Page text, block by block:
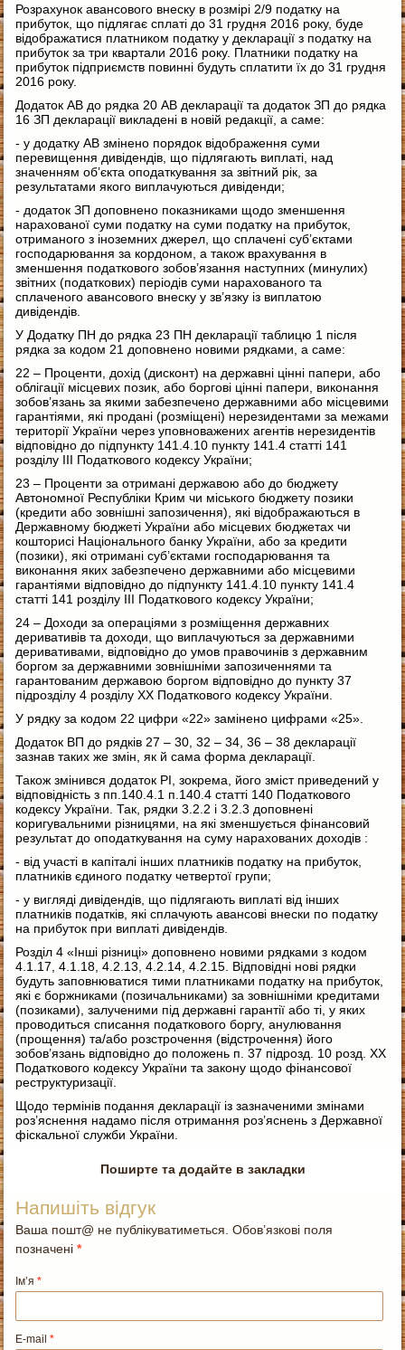
Розрахунок авансового внеску в розмірі 2/9 податку на
прибуток, що підлягає сплаті до 31 грудня 2016 року, буде
відображатися платником податку у декларації з податку на
прибуток за три квартали 2016 року. Платники податку на
прибуток підприємств повинні будуть сплатити їх до 31 грудня
2016 року.
Додаток АВ до рядка 20 АВ декларації та додаток ЗП до рядка
16 ЗП декларації викладені в новій редакції, а саме:
- у додатку АВ змінено порядок відображення суми
перевищення дивідендів, що підлягають виплаті, над
значенням об’єкта оподаткування за звітний рік, за
результатами якого виплачуються дивіденди;
- додаток ЗП доповнено показниками щодо зменшення
нарахованої суми податку на суми податку на прибуток,
отриманого з іноземних джерел, що сплачені суб’єктами
господарювання за кордоном, а також врахування в
зменшення податкового зобов’язання наступних (минулих)
звітних (податкових) періодів суми нарахованого та
сплаченого авансового внеску у зв’язку із виплатою
дивідендів.
У Додатку ПН до рядка 23 ПН декларації таблицю 1 після
рядка за кодом 21 доповнено новими рядками, а саме:
22 – Проценти, дохід (дисконт) на державні цінні папери, або
облігації місцевих позик, або боргові цінні папери, виконання
зобов’язань за якими забезпечено державними або місцевими
гарантіями, які продані (розміщені) нерезидентами за межами
території України через уповноважених агентів нерезидентів
відповідно до підпункту 141.4.10 пункту 141.4 статті 141
розділу ІІІ Податкового кодексу України;
23 – Проценти за отримані державою або до бюджету
Автономної Республіки Крим чи міського бюджету позики
(кредити або зовнішні запозичення), які відображаються в
Державному бюджеті України або місцевих бюджетах чи
кошторисі Національного банку України, або за кредити
(позики), які отримані суб’єктами господарювання та
виконання яких забезпечено державними або місцевими
гарантіями відповідно до підпункту 141.4.10 пункту 141.4
статті 141 розділу ІІІ Податкового кодексу України;
24 – Доходи за операціями з розміщення державних
деривативів та доходи, що виплачуються за державними
деривативами, відповідно до умов правочинів з державним
боргом за державними зовнішніми запозиченнями та
гарантованим державою боргом відповідно до пункту 37
підрозділу 4 розділу ХХ Податкового кодексу України.
У рядку за кодом 22 цифри «22» замінено цифрами «25».
Додаток ВП до рядків 27 – 30, 32 – 34, 36 – 38 декларації
зазнав таких же змін, як й сама форма декларації.
Також змінився додаток РІ, зокрема, його зміст приведений у
відповідність з пп.140.4.1 п.140.4 статті 140 Податкового
кодексу України. Так, рядки 3.2.2 і 3.2.3 доповнені
коригувальними різницями, на які зменшується фінансовий
результат до оподаткування на суму нарахованих доходів :
- від участі в капіталі інших платників податку на прибуток,
платників єдиного податку четвертої групи;
- у вигляді дивідендів, що підлягають виплаті від інших
платників податків, які сплачують авансові внески по податку
на прибуток при виплаті дивідендів.
Розділ 4 «Інші різниці» доповнено новими рядками з кодом
4.1.17, 4.1.18, 4.2.13, 4.2.14, 4.2.15. Відповідні нові рядки
будуть заповнюватися тими платниками податку на прибуток,
які є боржниками (позичальниками) за зовнішніми кредитами
(позиками), залученими під державні гарантії або ті, у яких
проводиться списання податкового боргу, анулювання
(прощення) та/або розстрочення (відстрочення) його
зобов’язань відповідно до положень п. 37 підрозд. 10 розд. XX
Податкового кодексу України та закону щодо фінансової
реструктуризації.
Щодо термінів подання декларації із зазначеними змінами
роз’яснення надамо після отримання роз’яснень з Державної
фіскальної служби України.
Поширте та додайте в закладки
Напишіть відгук
Ваша пошт@ не публікуватиметься. Обов’язкові поля
позначені*
Ім’я*
E-mail*